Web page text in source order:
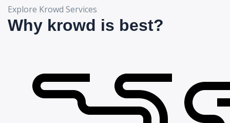
Explore Krowd Services
Why krowd is best?​